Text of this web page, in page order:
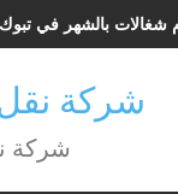
بالشهر في تبوك 0560279614
شركة
شركة